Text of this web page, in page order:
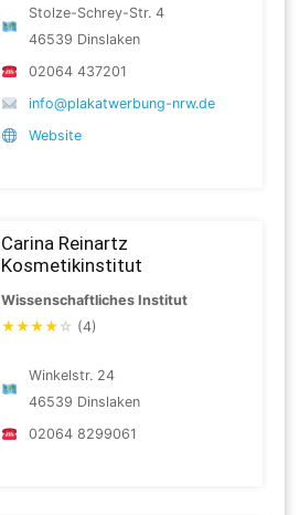
Stolze-Schrey-Str. 4
46539 Dinslaken
02064 437201
info@plakatwerbung-nrw.de
Website
Carina Reinartz
Kosmetikinstitut
Wissenschaftliches Institut
★★★★ ☆ (4)
Winkelstr. 24
46539 Dinslaken
02064 8299061